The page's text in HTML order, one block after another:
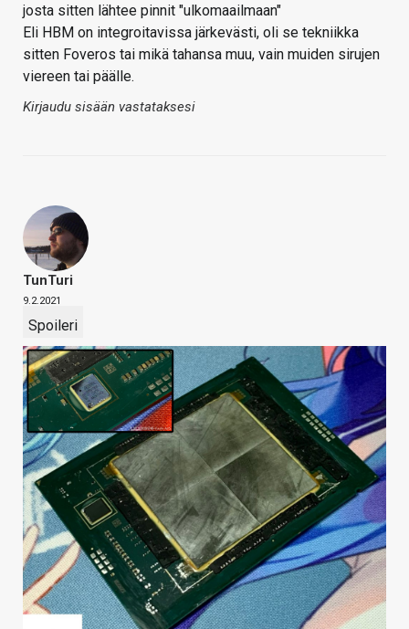
josta sitten lähtee pinnit "ulkomaailmaan"
Eli HBM on integroitavissa järkevästi, oli se tekniikka
sitten Foveros tai mikä tahansa muu, vain muiden sirujen
viereen tai päälle.
Kirjaudu sisään vastataksesi
TunTuri
9.2.2021
Spoileri